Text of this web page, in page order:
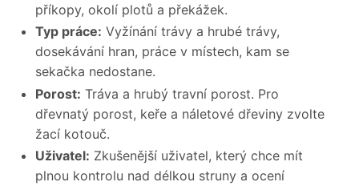
příkopy, okolí plotů a překážek.
Typ práce: Vyžínání trávy a hrubé trávy,
dosekávání hran, práce v místech, kam se
sekačka nedostane.
Porost: Tráva a hrubý travní porost. Pro
dřevnatý porost, keře a náletové dřeviny zvolte
žací kotouč.
Uživatel: Zkušenější uživatel, který chce mít
plnou kontrolu nad délkou struny a ocení